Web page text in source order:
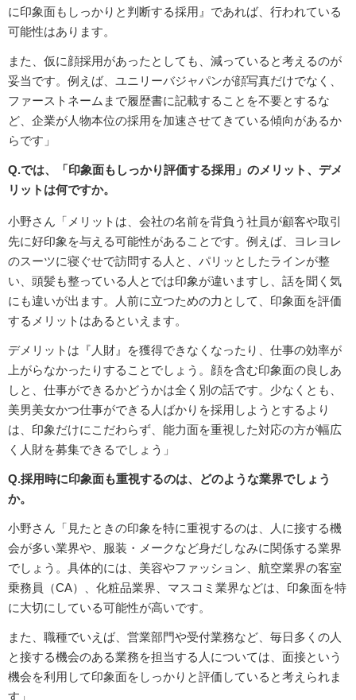
に印象面もしっかりと判断する採用』であれば、行われている
可能性はあります。
また、仮に顔採用があったとしても、減っていると考えるのが
妥当です。例えば、ユニリーバジャパンが顔写真だけでなく、
ファーストネームまで履歴書に記載することを不要とするな
ど、企業が人物本位の採用を加速させてきている傾向があるか
らです」
Q.では、「印象面もしっかり評価する採用」のメリット、デメ
リットは何ですか。
小野さん「メリットは、会社の名前を背負う社員が顧客や取引
先に好印象を与える可能性があることです。例えば、ヨレヨレ
のスーツに寝ぐせで訪問する人と、パリッとしたラインが整
い、頭髪も整っている人とでは印象が違いますし、話を聞く気
にも違いが出ます。人前に立つための力として、印象面を評価
するメリットはあるといえます。
デメリットは『人財』を獲得できなくなったり、仕事の効率が
上がらなかったりすることでしょう。顔を含む印象面の良しあ
しと、仕事ができるかどうかは全く別の話です。少なくとも、
美男美女かつ仕事ができる人ばかりを採用しようとするより
は、印象だけにこだわらず、能力面を重視した対応の方が幅広
く人財を募集できるでしょう」
Q.採用時に印象面も重視するのは、どのような業界でしょう
か。
小野さん「見たときの印象を特に重視するのは、人に接する機
会が多い業界や、服装・メークなど身だしなみに関係する業界
でしょう。具体的には、美容やファッション、航空業界の客室
乗務員（CA）、化粧品業界、マスコミ業界などは、印象面を特
に大切にしている可能性が高いです。
また、職種でいえば、営業部門や受付業務など、毎日多くの人
と接する機会のある業務を担当する人については、面接という
機会を利用して印象面をしっかりと評価していると考えられま
す」